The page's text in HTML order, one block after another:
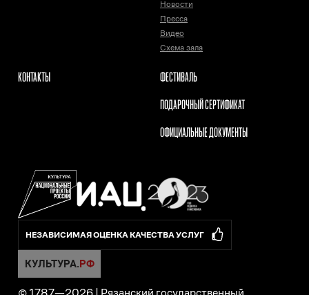
Новости
Пресса
Видео
Схема зала
КОНТАКТЫ
ФЕСТИВАЛЬ
ПОДАРОЧНЫЙ СЕРТИФИКАТ
ОФИЦИАЛЬНЫЕ ДОКУМЕНТЫ
НЕЗАВИСИМАЯ ОЦЕНКА КАЧЕСТВА УСЛУГ
© 1787—2026 Рязанский государственный